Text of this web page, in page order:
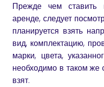
Прежде чем ставить
аренде, следует
планируется взять
вид, комплектацию,
марки, цвета,
необходимо в таком же
взят.